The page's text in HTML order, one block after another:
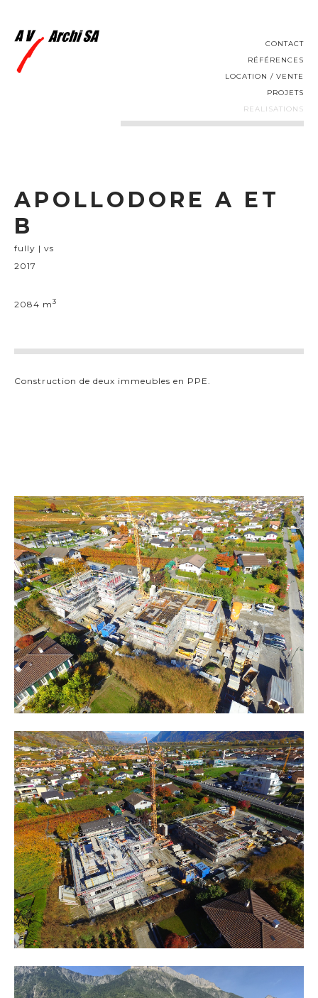
CONTACT
RÉFÉRENCES
LOCATION / VENTE
PROJETS
REALISATIONS
APOLLODORE A ET
B
fully | vs
2017
2084 m3
Construction de deux immeubles en PPE.